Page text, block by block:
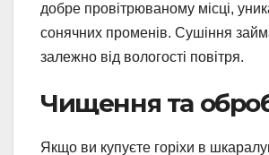
добре провітрюваному місці,
сонячних променів. Сушіння
залежно від вологості повітря.
Чищення та
Якщо ви купуєте горіхи в